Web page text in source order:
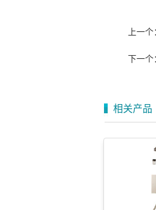
上一个
下一个
相关产品